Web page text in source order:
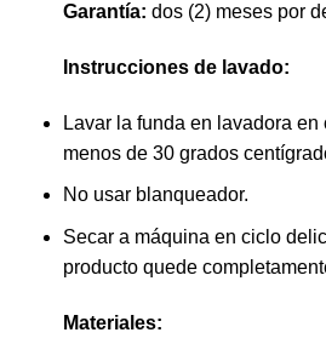
Garantía: dos (2) meses por
Instrucciones de lavado:
Lavar la funda en lavadora
menos de 30 grados
No usar blanqueador.
Secar a máquina en ciclo
producto quede
Materiales: